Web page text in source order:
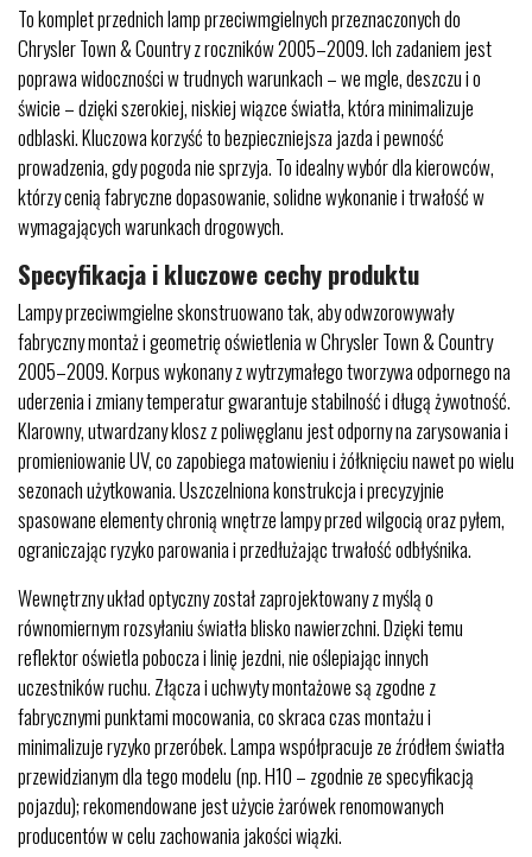
To komplet przednich lamp przeciwmgielnych przeznaczonych do
Chrysler Town & Country z roczników 2005–2009. Ich zadaniem jest
poprawa widoczności w trudnych warunkach – we mgle, deszczu i o
świcie – dzięki szerokiej, niskiej wiązce światła, która minimalizuje
odblaski. Kluczowa korzyść to bezpieczniejsza jazda i pewność
prowadzenia, gdy pogoda nie sprzyja. To idealny wybór dla kierowców,
którzy cenią fabryczne dopasowanie, solidne wykonanie i trwałość w
wymagających warunkach drogowych.
Specyfikacja i kluczowe cechy produktu
Lampy przeciwmgielne skonstruowano tak, aby odwzorowywały
fabryczny montaż i geometrię oświetlenia w Chrysler Town & Country
2005–2009. Korpus wykonany z wytrzymałego tworzywa odpornego na
uderzenia i zmiany temperatur gwarantuje stabilność i długą żywotność.
Klarowny, utwardzany klosz z poliwęglanu jest odporny na zarysowania i
promieniowanie UV, co zapobiega matowieniu i żółknięciu nawet po wielu
sezonach użytkowania. Uszczelniona konstrukcja i precyzyjnie
spasowane elementy chronią wnętrze lampy przed wilgocią oraz pyłem,
ograniczając ryzyko parowania i przedłużając trwałość odbłyśnika.
Wewnętrzny układ optyczny został zaprojektowany z myślą o
równomiernym rozsyłaniu światła blisko nawierzchni. Dzięki temu
reflektor oświetla pobocza i linię jezdni, nie oślepiając innych
uczestników ruchu. Złącza i uchwyty montażowe są zgodne z
fabrycznymi punktami mocowania, co skraca czas montażu i
minimalizuje ryzyko przeróbek. Lampa współpracuje ze źródłem światła
przewidzianym dla tego modelu (np. H10 – zgodnie ze specyfikacją
pojazdu); rekomendowane jest użycie żarówek renomowanych
producentów w celu zachowania jakości wiązki.